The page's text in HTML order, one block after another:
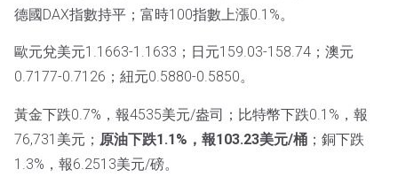
德國DAX指數持平；富時100指數上漲0.1%。
歐元兌美元1.1663-1.1633；日元159.03-158.74；澳元
0.7177-0.7126；紐元0.5880-0.5850。
黃金下跌0.7%，報4535美元/盎司；比特幣下跌0.1%，報
76,731美元； 原油下跌1.1%，報103.23美元/桶 ；銅下跌
1.3%，報6.2513美元/磅。